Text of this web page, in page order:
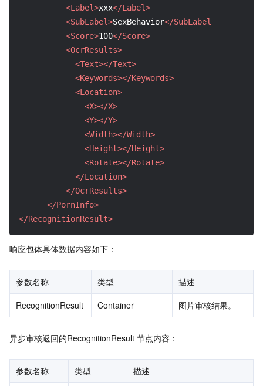
<Label>xxx</Label>
<SubLabel>SexBehavior</SubLabel>
<Score>100</Score>
<OcrResults>
<Text></Text>
<Keywords></Keywords>
<Location>
<X></X>
<Y></Y>
<Width></Width>
<Height></Height>
<Rotate></Rotate>
</Location>
</OcrResults>
</PornInfo>
</RecognitionResult>
响应包体具体数据内容如下：
参数名称 类型
描述
RecognitionResult
Container 图片审核结果。
异步审核返回的RecognitionResult 节点内容：
参数名称 类型 描述